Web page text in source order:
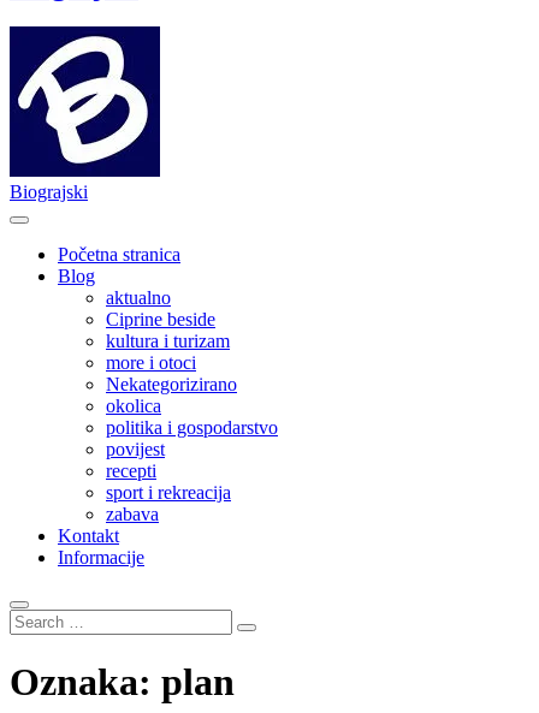
Biograjski
Početna stranica
Blog
aktualno
Ciprine beside
kultura i turizam
more i otoci
Nekategorizirano
okolica
politika i gospodarstvo
povijest
recepti
sport i rekreacija
zabava
Kontakt
Informacije
Search
…
Oznaka: plan